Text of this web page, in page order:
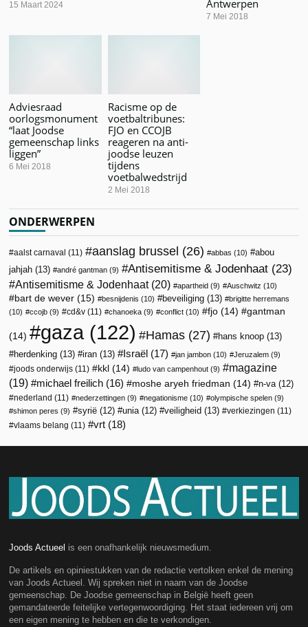
15 Maart 2024
Antwerpen
7 Mei 2018
Adviesraad
oorlogsmonument
“laat Joodse
gemeenschap links
liggen”
6 Mei 2018
Racisme op de
voetbaltribunes:
FJO en CCOJB
reageren na anti-
joodse leuzen
tijdens
voetbalwedstrijd
2 Mei 2018
ONDERWERPEN
aalst carnaval (11) aanslag brussel (26) abbas (10)
abou
jahjah (13) andré gantman (9) Antisemitisme & Jodenhaat (23)
Antisemitisme & Jodenhaat(20) apartheid (9) Auschwitz (10)
bart de wever (15) besnijdenis (10) beveiliging (13)
brigitte herremans
(10)
ccojb (9) cd&v (11) chanoeka (9) conflict (10) fjo (14) gantman
(14) gaza(122) Hamas (27) hans knoop (13)
herdenking (13) iran (13) Israël (17) jan jambon (10) Jeruzalem (9)
joods onderwijs (11) kkl (14) ludo van campenhout (9)
magazine
(19)
michael freilich (16) moshe aryeh friedman (14) n-va(12)
nederland (11) nederzettingen (9) negationisme (10) olympische spelen (9)
shimon peres (9) syrië (12) unia(12) veiligheid (13) verkiezingen (11)
vlaams belang (11) vrt (18)
Joods Actueel is een onafhankelijk nieuwsmedium.
De artikels en opiniestukken van de redactie vertolken enkel de mening
van Joods Actueel. Wij spreken niet in naam van de Joodse
gemeenschap. De Joodse gemeenschap in België heeft geen
gemandateerde feitelijke vertegenwoordiging. Het staat iedereen vrij om
een eigen mening te hebben en die te verkondigen.